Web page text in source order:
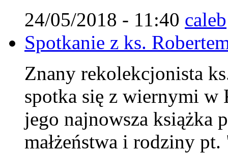
24/05/2018 - 11:40 caleb
Spotkanie z ks.
Znany rekolekcjonista
spotka się z wiernymi w
jego najnowsza książka
małżeństwa i rodziny